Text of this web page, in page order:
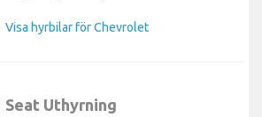
Visa hyrbilar för Chevrolet
Seat Uthyrning